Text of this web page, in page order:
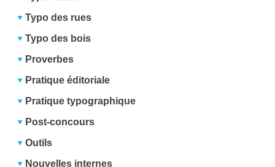
Typo des rues
Typo des bois
Proverbes
Pratique éditoriale
Pratique typographique
Post-concours
Outils
Nouvelles internes